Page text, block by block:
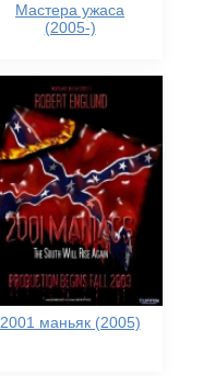
Мастера ужаса
(2005-)
2001 маньяк (2005)